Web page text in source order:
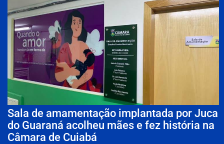
Sala de amamentação implantada por Juca
do Guaraná acolheu mães e fez história na
Câmara de Cuiabá